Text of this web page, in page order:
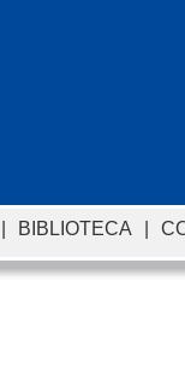
| BIBLIOTECA |